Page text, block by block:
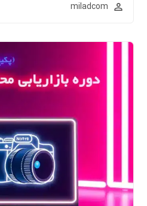
miladcom